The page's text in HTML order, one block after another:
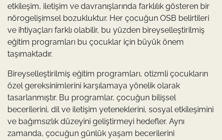
etkileşim, iletişim ve davranışlarında farklılık gösteren bir
nörogelişimsel bozukluktur. Her çocuğun OSB belirtileri
ve ihtiyaçları farklı olabilir, bu yüzden bireyselleştirilmiş
eğitim programları bu çocuklar için büyük önem
taşımaktadır.
Bireyselleştirilmiş eğitim programları, otizmli çocukların
özel gereksinimlerini karşılamaya yönelik olarak
tasarlanmıştır. Bu programlar, çocuğun bilişsel
becerilerini, dil ve iletişim yeteneklerini, sosyal etkileşimini
ve bağımsızlık düzeyini geliştirmeyi hedefler. Aynı
zamanda, çocuğun günlük yaşam becerilerini